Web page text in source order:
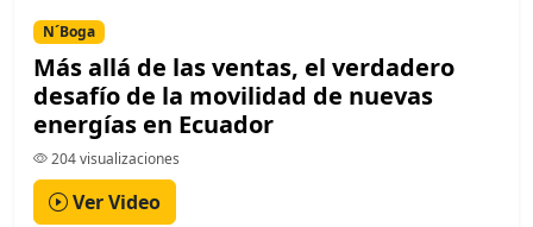
N´Boga
Más allá de las ventas, el verdadero
desafío de la movilidad de nuevas
energías en Ecuador
204 visualizaciones
Ver Video